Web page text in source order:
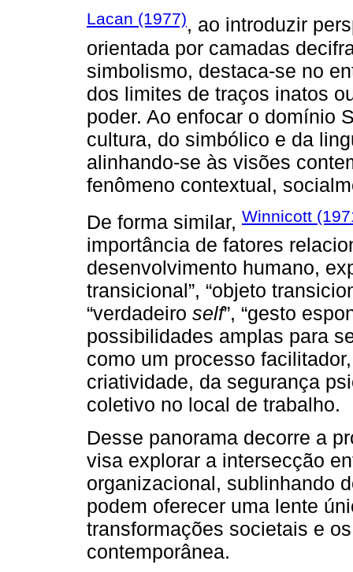
Lacan (1977), ao introduzir
orientada por camadas
simbolismo, destaca-se no
dos limites de traços inatos
poder. Ao enfocar o domínio
cultura, do simbólico e da
alinhando-se às visões
fenômeno contextual,
De forma similar, Winnicott
importância de fatores
desenvolvimento humano,
transicional”, “objeto
“verdadeiro self”, “gesto
possibilidades amplas para
como um processo
criatividade, da segurança
coletivo no local de trabalho.
Desse panorama decorre a
visa explorar a intersecção
organizacional, sublinhando
podem oferecer uma lente
transformações societais e
contemporânea.